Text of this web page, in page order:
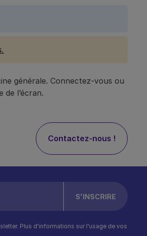
générale. Connectez-vous ou
l’écran.
Contactez-nous !
Plus d'informations sur l'usage de vos